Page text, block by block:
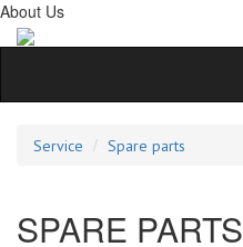
About Us
Service Spare parts
SPARE PARTS